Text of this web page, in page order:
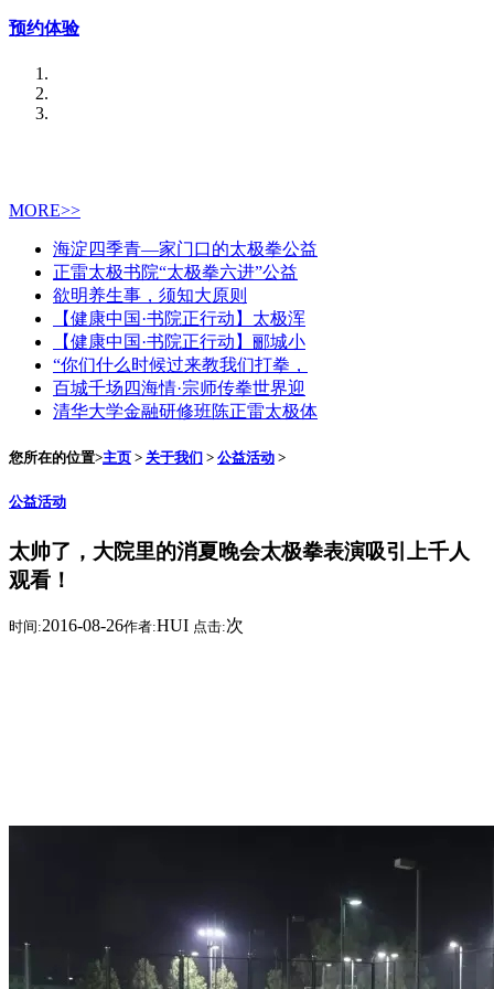
预约体验
MORE>>
海淀四季青—家门口的太极拳公益
正雷太极书院“太极拳六进”公益
欲明养生事，须知大原则
【健康中国·书院正行动】太极浑
【健康中国·书院正行动】郦城小
“你们什么时候过来教我们打拳，
百城千场四海情·宗师传拳世界迎
清华大学金融研修班陈正雷太极体
您所在的位置>主页 > 关于我们 > 公益活动 >
公益活动
太帅了，大院里的消夏晚会太极拳表演吸引上千人
观看！
时间:2016-08-26作者:HUI 点击:次